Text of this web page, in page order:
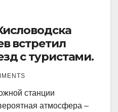
встретил
с туристами.
станции
атмосфера –